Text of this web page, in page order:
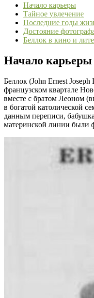
Начало карьеры
Тайное увлечение
Последние годы
Достояние
Беллок в кино и
Начало карьеры
Беллок (John Ernest
французском квартале
вместе с братом Леоном
в богатой католической
данным переписи,
материнской линии были